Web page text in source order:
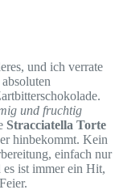
und ich verrate
und fruchtig
Stracciatella Torte
hinbekommt. Kein
einfach nur
es ist immer ein Hit,